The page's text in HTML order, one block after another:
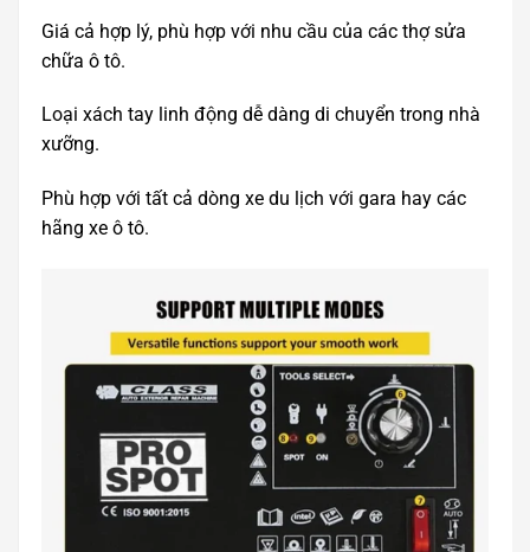
Giá cả hợp lý, phù hợp với nhu cầu của các thợ sửa
chữa ô tô.
Loại xách tay linh động dễ dàng di chuyển trong nhà
xưỡng.
Phù hợp với tất cả dòng xe du lịch với gara hay các
hãng xe ô tô.